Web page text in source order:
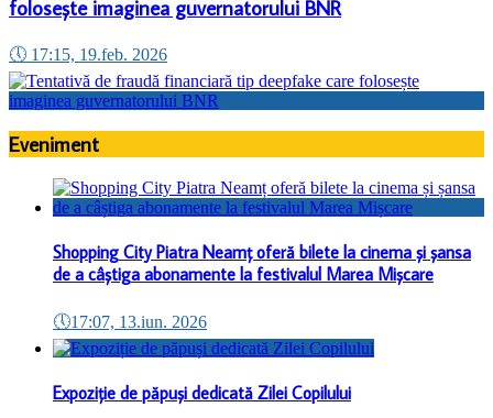
folosește imaginea guvernatorului BNR
🕔 17:15, 19.feb. 2026
Eveniment
Shopping City Piatra Neamț oferă bilete la cinema și șansa
de a câștiga abonamente la festivalul Marea Mișcare
🕔17:07, 13.iun. 2026
Expoziție de păpuși dedicată Zilei Copilului